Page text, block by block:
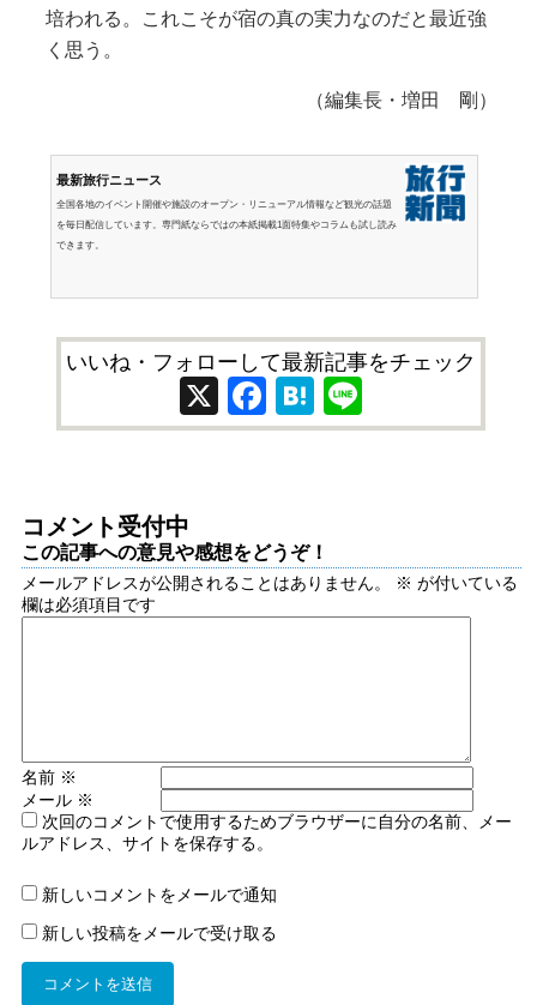
培われる。これこそが宿の真の実力なのだと最近強
く思う。
（編集長・増田 剛）
最新旅行ニュース
全国各地のイベント開催や施設のオープン・リニューアル情報など観光の話題
を毎日配信しています。専門紙ならではの本紙掲載1面特集やコラムも試し読み
できます。
いいね・フォローして最新記事をチェック
X Facebook
Hatena
コメント受付中
この記事への意見や感想をどうぞ！
メールアドレスが公開されることはありません。 ※ が付いている
欄は必須項目です
名前 ※
メール ※
次回のコメントで使用するためブラウザーに自分の名前、メー
ルアドレス、サイトを保存する。
新しいコメントをメールで通知
新しい投稿をメールで受け取る